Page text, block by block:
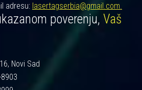
adresu: lasertagserbia@gmail.com.
poverenju, Vaš
Novi Sad